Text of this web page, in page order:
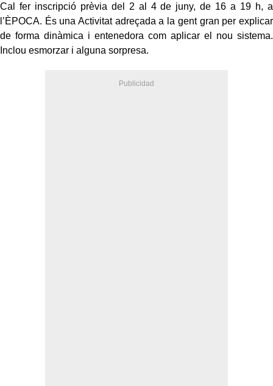
Cal fer inscripció prèvia del 2 al 4 de juny, de 16 a 19 h, a
l’ÈPOCA. És una Activitat adreçada a la gent gran per explicar
de forma dinàmica i entenedora com aplicar el nou sistema.
Inclou esmorzar i alguna sorpresa.